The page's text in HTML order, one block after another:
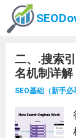
二、.搜索
名机制详解
SEO基础（新手必